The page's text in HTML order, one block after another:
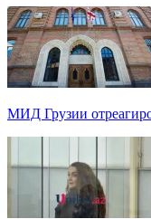
МИД Грузии